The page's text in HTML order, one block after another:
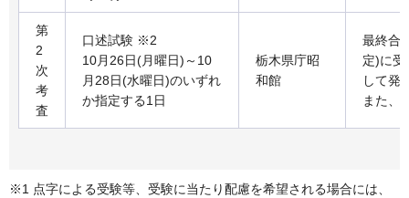
第
2
次
考
査
口述試験 ※2
10月26日(月曜日)～10
月28日(水曜日)のいずれ
か指定する1日
栃木県庁昭
和館
最終合
定)に受
して発
また、
※1 点字による受験等、受験に当たり配慮を希望される場合には、